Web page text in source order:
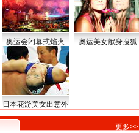
奥运会闭幕式焰火 奥运美女献身搜狐
日本花游美女出意外
更多>>